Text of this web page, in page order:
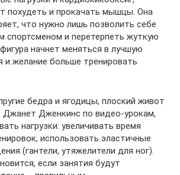
похудеть и прокачать мышцы. Она
что нужно лишь позволить себе
и перетерпеть жуткую
начнет меняться в лучшую
и желание больше тренировать
бедра и ягодицы, плоский живот
Дженкинс по видео-урокам,
нагрузки: увеличивать время
использовать эластичные
(гантели, утяжелители для ног).
если занятия будут